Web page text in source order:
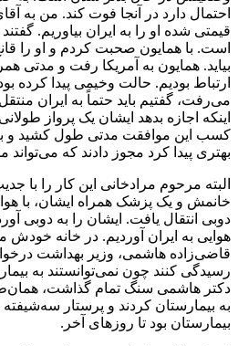
احتمال دارد در آنجا فوت کند. من به
قیمتی شده او را به ایران بیاوریم.
است. با همایون صحبت کردم و او را
بیاید. همایون به آمریکا رفت و مدتی
ارتباط بودیم. حالت‏ وخیمی پیدا کرده
می‏‌رفت، گفتیم باید حتماً به ایران
اینکه اجازه بدهد ایشان یک پرواز
کسب این موافقت مدتی طول کشید و
بهتری پیدا کرد مجوز دادند که
البته مرحوم مرادخانی این کار را با
خانمش و یک پزشک همراه ایشان، با
دوبی انتقال یافت. ایشان را به دوبی
هوایی به ایران آوردیم. در خانه خودش
قاضی‏‌زاده هاشمی، وزیر بهداشت
رسیدگی کنند چون نمی‏‌توانستند به
دکتر هاشمی سنگ تمام گذاشت،
به بیمارستان کردند و پرستار
بیمارستان بود تا روزهای آخر.